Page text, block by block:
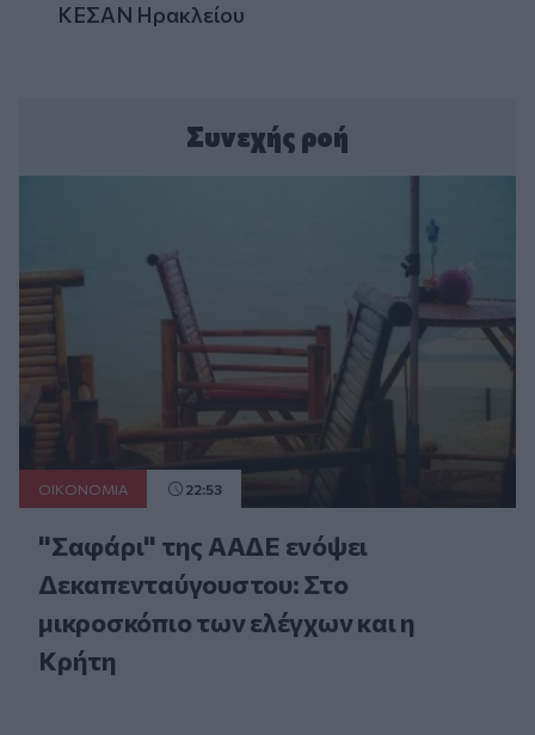
ΚΕΣΑΝ Ηρακλείου
Συνεχής ροή
ΟΙΚΟΝΟΜΙΑ 22:53
"Σαφάρι" της ΑΑΔΕ ενόψει
Δεκαπενταύγουστου: Στο
μικροσκόπιο των ελέγχων και η
Κρήτη